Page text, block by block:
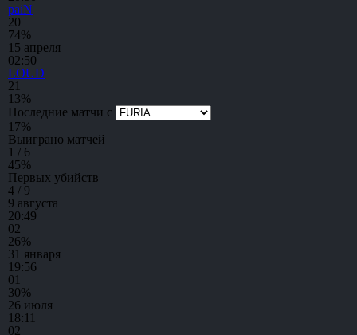
paiN
20
74%
15 апреля
02:50
LOUD
21
13%
Последние матчи с
17%
Выиграно матчей
1 / 6
45%
Первых убийств
4 / 9
9 августа
20:49
02
26%
31 января
19:56
01
30%
26 июля
18:11
02